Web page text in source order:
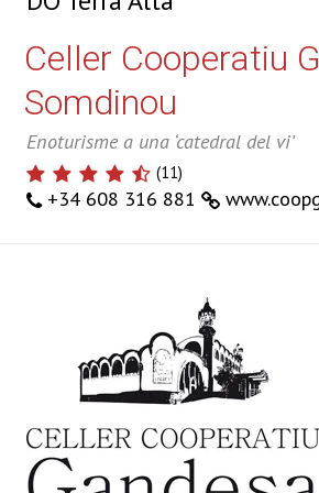
Celler Cooperatiu
Somdinou
Enoturisme a una ‘catedral del vi’
(11)
+34 608 316 881